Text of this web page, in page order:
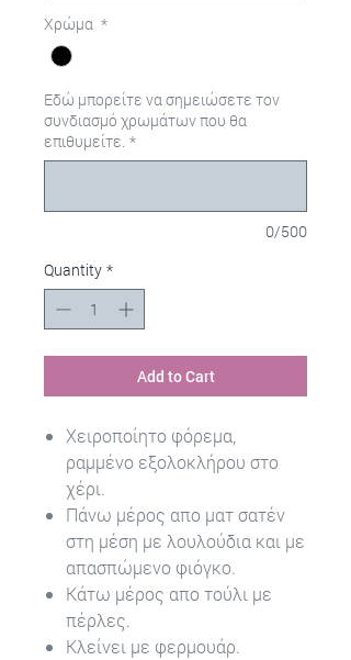
Χρώμα *
Εδώ μπορείτε να σημειώσετε τον
συνδιασμό χρωμάτων που θα
επιθυμείτε. *
0/500
Quantity *
Add to Cart
Χειροποίητο φόρεμα,
ραμμένο εξολοκλήρου στο
χέρι.
Πάνω μέρος απο ματ σατέν
στη μέση με λουλούδια και με
απασπώμενο φιόγκο.
Κάτω μέρος απο τούλι με
πέρλες.
Κλείνει με φερμουάρ.